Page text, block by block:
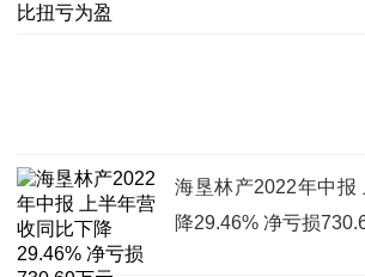
海垦林产2022年中报
降29.46% 净亏损